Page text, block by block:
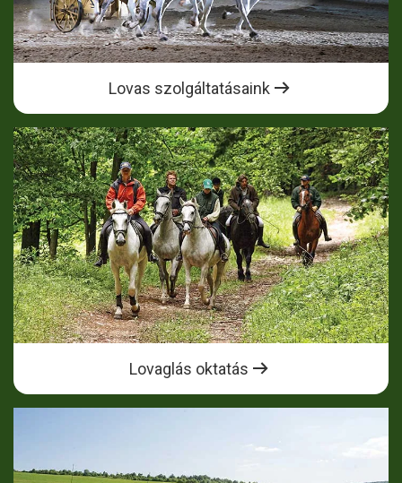
Lovas szolgáltatásaink
Lovaglás oktatás